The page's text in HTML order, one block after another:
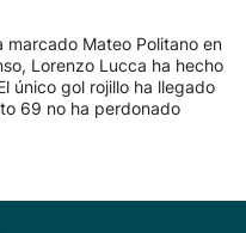
marcado Mateo Politano en
Lorenzo Lucca ha hecho
único gol rojillo ha llegado
69 no ha perdonado